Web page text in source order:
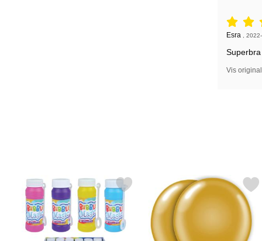
Esra
Vis
Merk såpebobler Magic som favorittMerk ballonger